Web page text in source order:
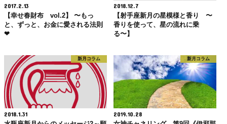
2017.2.13
【幸せ春財布 vol.2】 〜もっ
と、ずっと、お金に愛される法則
❤︎
2018.12.7
【射手座新月の星模様と香り 〜
香りを使って、星の流れに乗
る〜】
新月コラム
2018.1.31
新月コラム
2019.10.28